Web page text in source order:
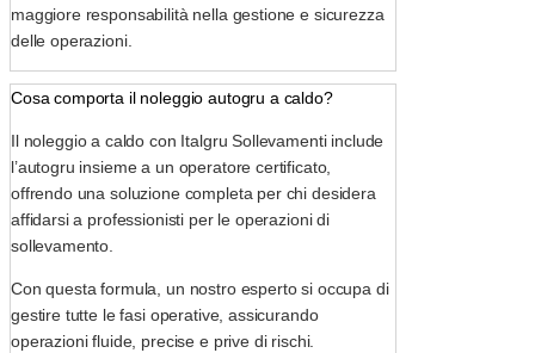
maggiore responsabilità nella gestione e sicurezza
delle operazioni.
Cosa comporta il noleggio autogru a caldo?
Il noleggio a caldo con Italgru Sollevamenti include
l’autogru insieme a un operatore certificato,
offrendo una soluzione completa per chi desidera
affidarsi a professionisti per le operazioni di
sollevamento.
Con questa formula, un nostro esperto si occupa di
gestire tutte le fasi operative, assicurando
operazioni fluide, precise e prive di rischi.